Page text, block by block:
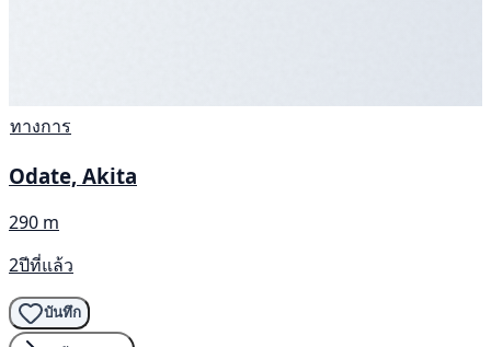
ทางการ
Odate, Akita
290 m
2ปีที่แล้ว
บันทึก